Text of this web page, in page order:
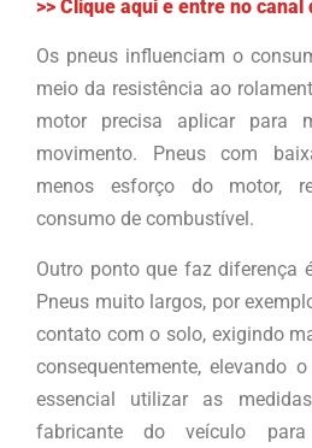
>> Clique aqui e entre no canal
Os pneus influenciam o
meio da resistência ao
motor precisa aplicar para
movimento. Pneus com
menos esforço do motor,
consumo de combustível.
Outro ponto que faz diferença
Pneus muito largos, por
contato com o solo, exigindo
consequentemente, elevando
essencial utilizar as
fabricante do veículo